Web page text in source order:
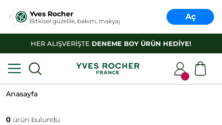
Yves Rocher
Bitkisel güzellik, bakım, makyaj Aç
HER ALIŞVERİŞTE DENEME BOY ÜRÜN HEDİYE!
Anasayfa
0 ürün bulundu